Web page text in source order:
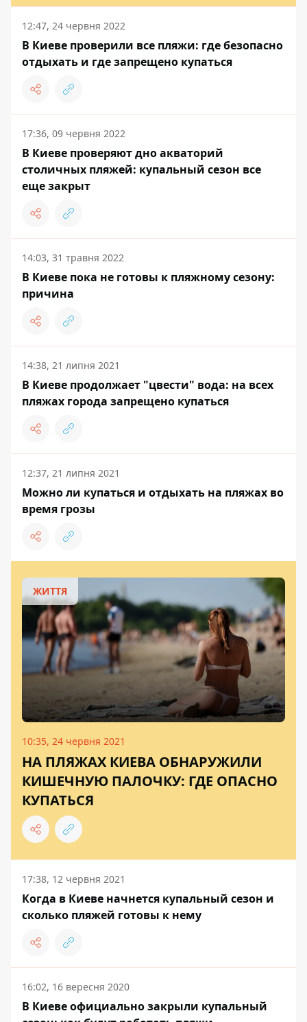
12:47, 24 червня 2022
В Киеве проверили все пляжи: где безопасно
отдыхать и где запрещено купаться
17:36, 09 червня 2022
В Киеве проверяют дно акваторий
столичных пляжей: купальный сезон все
еще закрыт
14:03, 31 травня 2022
В Киеве пока не готовы к пляжному сезону:
причина
14:38, 21 липня 2021
В Киеве продолжает "цвести" вода: на всех
пляжах города запрещено купаться
12:37, 21 липня 2021
Можно ли купаться и отдыхать на пляжах во
время грозы
ЖИТТЯ
10:35, 24 червня 2021
НА ПЛЯЖАХ КИЕВА ОБНАРУЖИЛИ
КИШЕЧНУЮ ПАЛОЧКУ: ГДЕ ОПАСНО
КУПАТЬСЯ
17:38, 12 червня 2021
Когда в Киеве начнется купальный сезон и
сколько пляжей готовы к нему
16:02, 16 вересня 2020
В Киеве официально закрыли купальный